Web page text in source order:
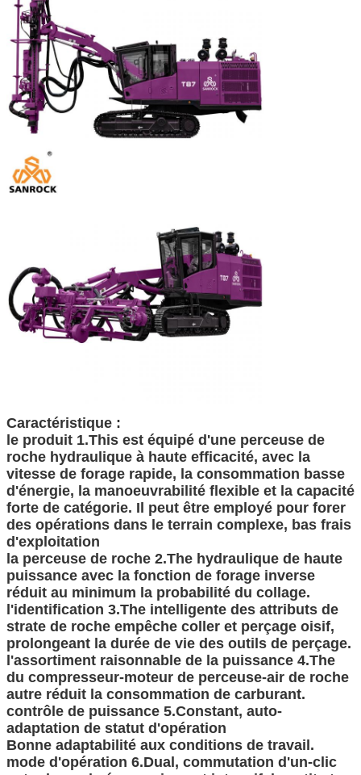
SOUMETTRE
Caractéristique :
le produit 1.This est équipé d'une perceuse de
roche hydraulique à haute efficacité, avec la
vitesse de forage rapide, la consommation basse
d'énergie, la manoeuvrabilité flexible et la capacité
forte de catégorie. Il peut être employé pour forer
des opérations dans le terrain complexe, bas frais
d'exploitation
la perceuse de roche 2.The hydraulique de haute
puissance avec la fonction de forage inverse
réduit au minimum la probabilité du collage.
l'identification 3.The intelligente des attributs de
strate de roche empêche coller et perçage oisif,
prolongeant la durée de vie des outils de perçage.
l'assortiment raisonnable de la puissance 4.The
du compresseur-moteur de perceuse-air de roche
autre réduit la consommation de carburant.
contrôle de puissance 5.Constant, auto-
adaptation de statut d'opération
Bonne adaptabilité aux conditions de travail.
mode d'opération 6.Dual, commutation d'un-clic